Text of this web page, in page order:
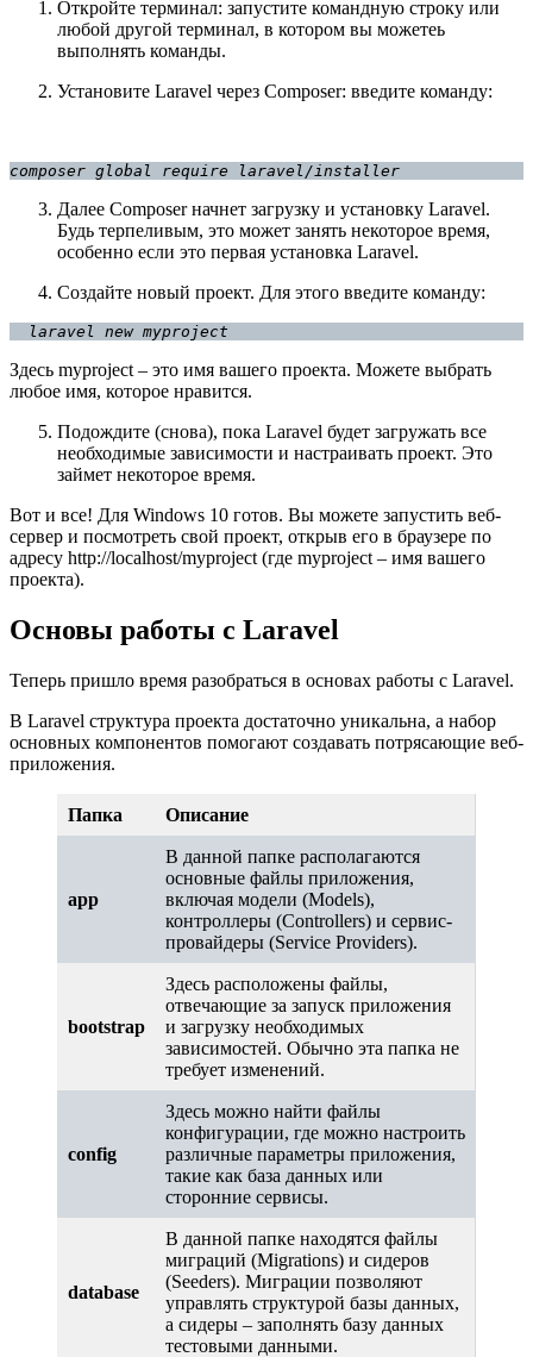
Откройте терминал: запустите командную строку или
любой другой терминал, в котором вы можетеь
выполнять команды.
Установите Laravel через Composer: введите команду:
composer global require laravel/installer
Далее Composer начнет загрузку и установку Laravel.
Будь терпеливым, это может занять некоторое время,
особенно если это первая установка Laravel.
Создайте новый проект. Для этого введите команду:
laravel new myproject
Здесь myproject – это имя вашего проекта. Можете выбрать
любое имя, которое нравится.
Подождите (снова), пока Laravel будет загружать все
необходимые зависимости и настраивать проект. Это
займет некоторое время.
Вот и все! Для Windows 10 готов. Вы можете запустить веб-
сервер и посмотреть свой проект, открыв его в браузере по
адресу http://localhost/myproject (где myproject – имя вашего
проекта).
Основы работы с Laravel
Теперь пришло время разобраться в основах работы с Laravel.
В Laravel структура проекта достаточно уникальна, а набор
основных компонентов помогают создавать потрясающие веб-
приложения.
Папка Описание
app
В данной папке располагаются
основные файлы приложения,
включая модели (Models),
контроллеры (Controllers) и сервис-
провайдеры (Service Providers).
bootstrap
Здесь расположены файлы,
отвечающие за запуск приложения
и загрузку необходимых
зависимостей. Обычно эта папка не
требует изменений.
config
Здесь можно найти файлы
конфигурации, где можно настроить
различные параметры приложения,
такие как база данных или
сторонние сервисы.
database
В данной папке находятся файлы
миграций (Migrations) и сидеров
(Seeders). Миграции позволяют
управлять структурой базы данных,
а сидеры – заполнять базу данных
тестовыми данными.